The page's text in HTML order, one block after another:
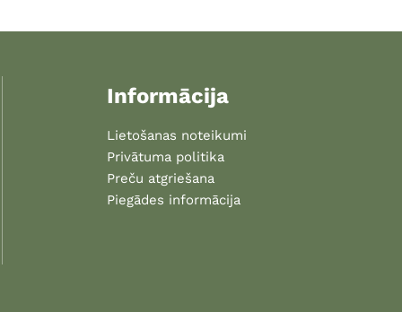
Informācija
Lietošanas noteikumi
Privātuma politika
Preču atgriešana
Piegādes informācija